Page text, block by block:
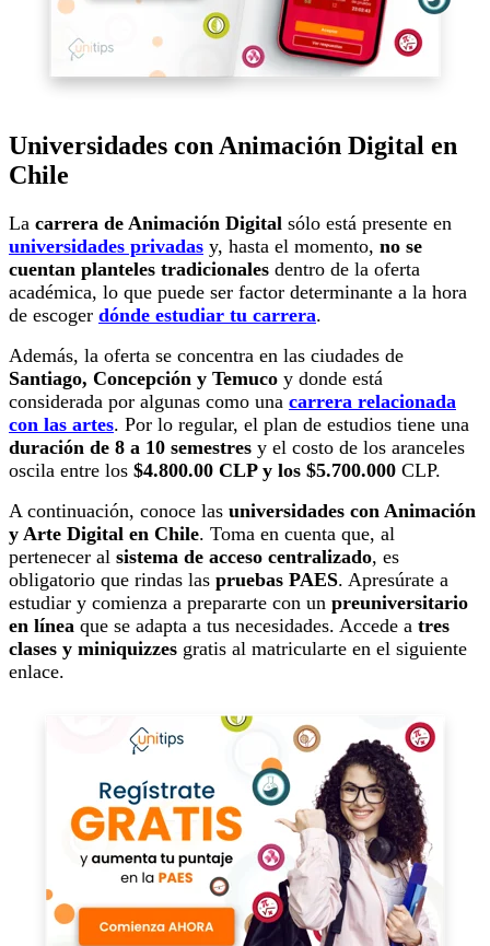
Universidades con Animación Digital en
Chile
La carrera de Animación Digital sólo está presente en
universidades privadas y, hasta el momento, no se
cuentan planteles tradicionales dentro de la oferta
académica, lo que puede ser factor determinante a la hora
de escoger dónde estudiar tu carrera.
Además, la oferta se concentra en las ciudades de
Santiago, Concepción y Temuco y donde está
considerada por algunas como una carrera relacionada
con las artes. Por lo regular, el plan de estudios tiene una
duración de 8 a 10 semestres y el costo de los aranceles
oscila entre los $4.800.00 CLP y los $5.700.000 CLP.
A continuación, conoce las universidades con Animación
y Arte Digital en Chile. Toma en cuenta que, al
pertenecer al sistema de acceso centralizado, es
obligatorio que rindas las pruebas PAES. Apresúrate a
estudiar y comienza a prepararte con un preuniversitario
en línea que se adapta a tus necesidades. Accede a tres
clases y miniquizzes gratis al matricularte en el siguiente
enlace.